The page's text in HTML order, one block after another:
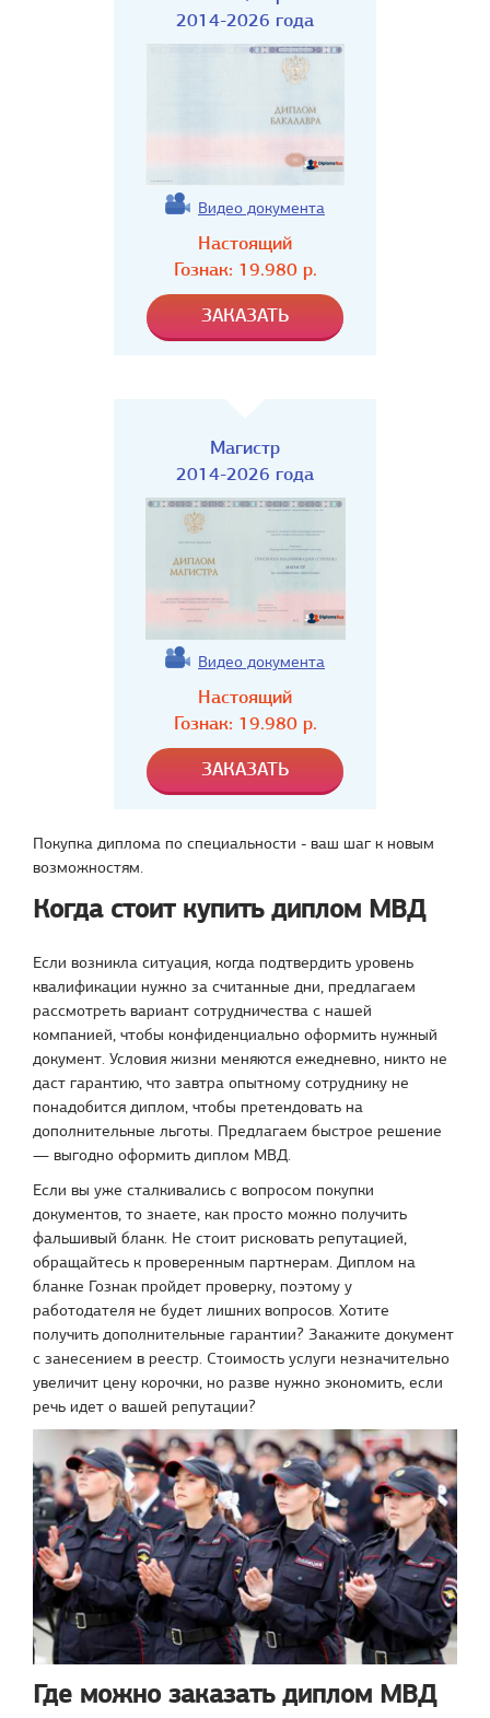
2014-2026 года
Видео документа
Настоящий
Гознак: 19.980р.
Магистр
2014-2026 года
Видео документа
Настоящий
Гознак: 19.980р.
Покупка диплома по специальности - ваш шаг к новым
возможностям.
Когда стоит купить диплом МВД
Если возникла ситуация, когда подтвердить уровень
квалификации нужно за считанные дни, предлагаем
рассмотреть вариант сотрудничества с нашей
компанией, чтобы конфиденциально оформить нужный
документ. Условия жизни меняются ежедневно, никто не
даст гарантию, что завтра опытному сотруднику не
понадобится диплом, чтобы претендовать на
дополнительные льготы. Предлагаем быстрое решение
— выгодно оформить диплом МВД.
Если вы уже сталкивались с вопросом покупки
документов, то знаете, как просто можно получить
фальшивый бланк. Не стоит рисковать репутацией,
обращайтесь к проверенным партнерам. Диплом на
бланке Гознак пройдет проверку, поэтому у
работодателя не будет лишних вопросов. Хотите
получить дополнительные гарантии? Закажите документ
с занесением в реестр. Стоимость услуги незначительно
увеличит цену корочки, но разве нужно экономить, если
речь идет о вашей репутации?
Где можно заказать диплом МВД